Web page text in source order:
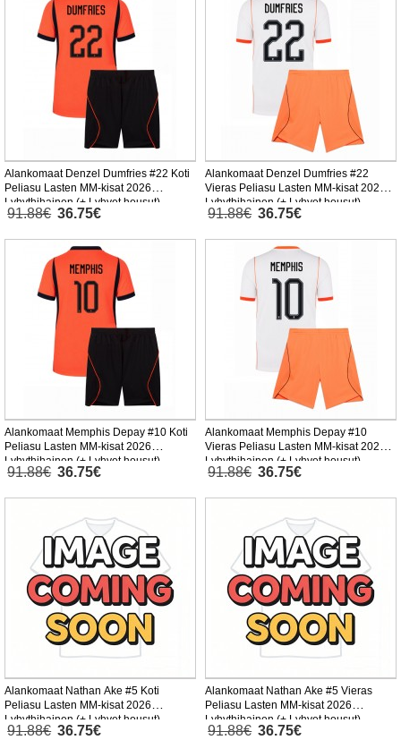
Alankomaat Denzel Dumfries #22 Koti
Peliasu Lasten MM-kisat 2026
Lyhythihainen (+ Lyhyet housut)
91.88€ 36.75€
Alankomaat Denzel Dumfries #22
Vieras Peliasu Lasten MM-kisat 2026
Lyhythihainen (+ Lyhyet housut)
91.88€ 36.75€
Alankomaat Memphis Depay #10 Koti
Peliasu Lasten MM-kisat 2026
Lyhythihainen (+ Lyhyet housut)
91.88€ 36.75€
Alankomaat Memphis Depay #10
Vieras Peliasu Lasten MM-kisat 2026
Lyhythihainen (+ Lyhyet housut)
91.88€ 36.75€
Alankomaat Nathan Ake #5 Koti
Peliasu Lasten MM-kisat 2026
Lyhythihainen (+ Lyhyet housut)
91.88€ 36.75€
Alankomaat Nathan Ake #5 Vieras
Peliasu Lasten MM-kisat 2026
Lyhythihainen (+ Lyhyet housut)
91.88€ 36.75€